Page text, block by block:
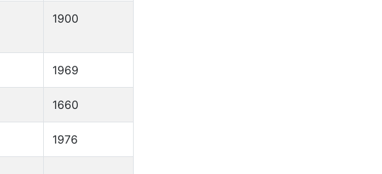
1900
1969
1660
1976